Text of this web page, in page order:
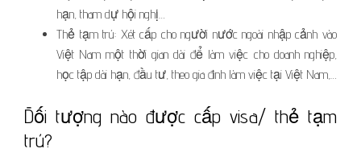
hạn, tham dự hội nghị…
Thẻ tạm trú: Xét cấp cho người nước ngoài nhập cảnh vào
Việt Nam một thời gian dài để làm việc cho doanh nghiệp,
học tập dài hạn, đầu tư, theo gia đình làm việc tại Việt Nam,…
Đối tượng nào được cấp visa/ thẻ tạm
trú?